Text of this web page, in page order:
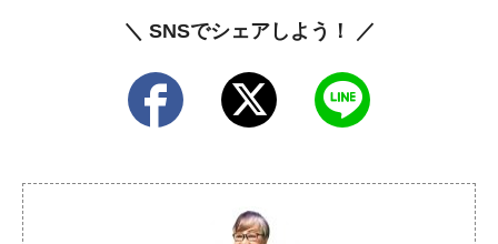
＼ SNSでシェアしよう！ ／